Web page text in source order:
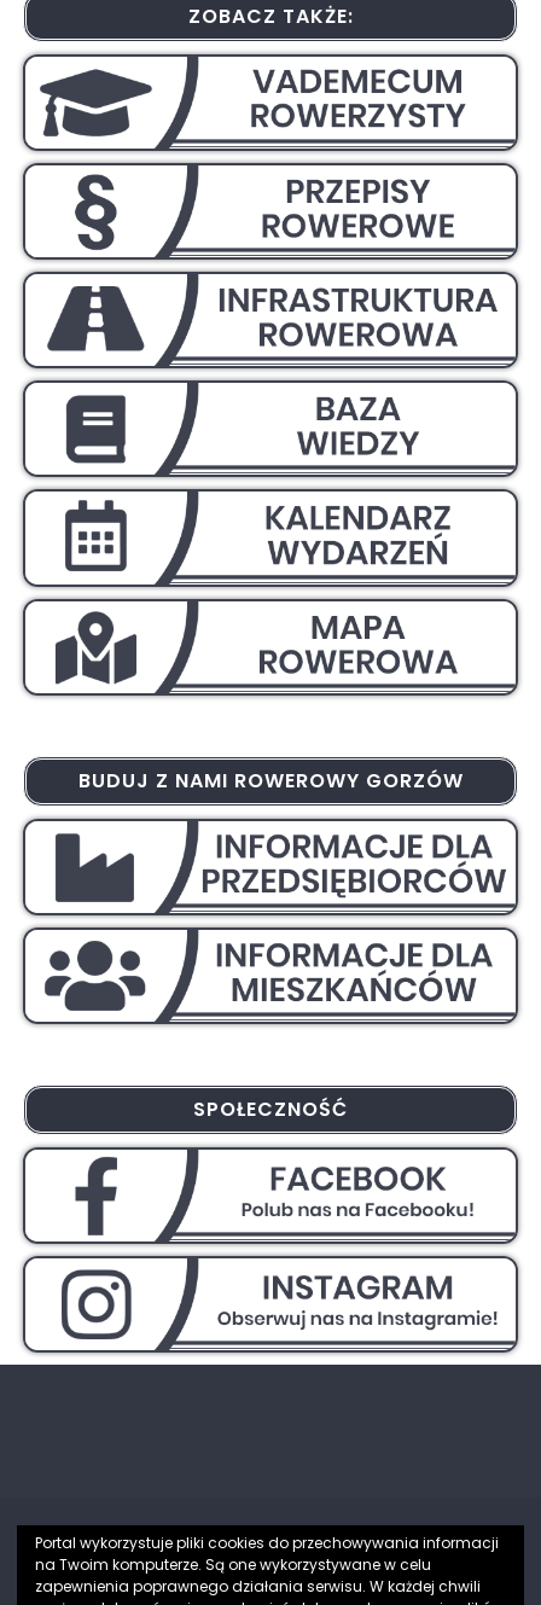
ZOBACZ TAKŻE:
BUDUJ Z NAMI ROWEROWY GORZÓW
SPOŁECZNOŚĆ
Partnerzy
Portal wykorzystuje pliki cookies do przechowywania informacji
na Twoim komputerze. Są one wykorzystywane w celu
zapewnienia poprawnego działania serwisu. W każdej chwili